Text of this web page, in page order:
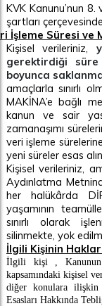
KVK Kanunu’nun
şartları çerçevesinde
İşleme Süresi ve
Kişisel verileriniz,
gerektirdiği
boyunca
amaçlarla sınırlı
MAKİNA’e bağlı
kanun ve sair
zamanaşımı
veri işleme
yeni süreler esas
Kişisel verileriniz,
Aydınlatma
her halükârda
yaşamının
sınırlı olarak
silinmekte, yok
İlgili Kişinin
İlgili kişi , Kanunun
kapsamındaki kişisel
diğer konulara ilişkin
Esasları Hakkında